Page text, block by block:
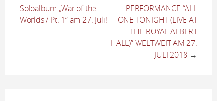
Soloalbum „War of the
Worlds / Pt. 1“ am 27. Juli!
PERFORMANCE “ALL
ONE TONIGHT (LIVE AT
THE ROYAL ALBERT
HALL)” WELTWEIT AM 27.
JULI 2018 →